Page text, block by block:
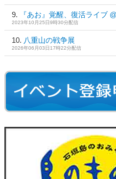
『あお』覚醒、復活ライブ
2023年10月25日9時30分配信
八重山の戦争展
2026年06月03日17時22分配信